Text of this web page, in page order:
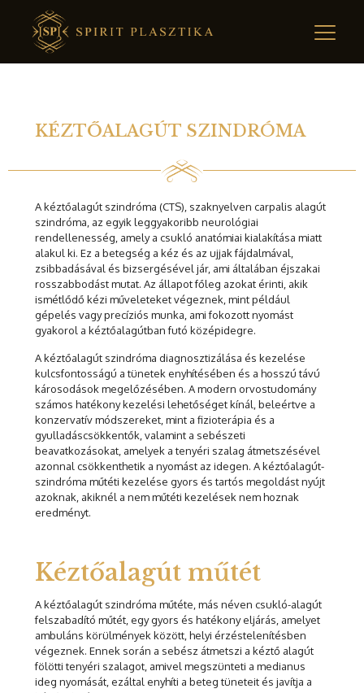
KÉZTŐALAGÚT SZINDRÓMA
A kéztőalagút szindróma (CTS), szaknyelven carpalis alagút
szindróma, az egyik leggyakoribb neurológiai
rendellenesség, amely a csukló anatómiai kialakítása miatt
alakul ki. Ez a betegség a kéz és az ujjak fájdalmával,
zsibbadásával és bizsergésével jár, ami általában éjszakai
rosszabbodást mutat. Az állapot főleg azokat érinti, akik
ismétlődő kézi műveleteket végeznek, mint például
gépelés vagy precíziós munka, ami fokozott nyomást
gyakorol a kéztőalagútban futó középidegre.
A kéztőalagút szindróma diagnosztizálása és kezelése
kulcsfontosságú a tünetek enyhítésében és a hosszú távú
károsodások megelőzésében. A modern orvostudomány
számos hatékony kezelési lehetőséget kínál, beleértve a
konzervatív módszereket, mint a fizioterápia és a
gyulladáscsökkentők, valamint a sebészeti
beavatkozásokat, amelyek a tenyéri szalag átmetszésével
azonnal csökkenthetik a nyomást az idegen. A kéztőalagút-
szindróma műtéti kezelése gyors és tartós megoldást nyújt
azoknak, akiknél a nem műtéti kezelések nem hoznak
eredményt.
Kéztőalagút műtét
A kéztőalagút szindróma műtéte, más néven csukló-alagút
felszabadító műtét, egy gyors és hatékony eljárás, amelyet
ambuláns körülmények között, helyi érzéstelenítésben
végeznek. Ennek során a sebész átmetszi a kéztő alagút
fölötti tenyéri szalagot, amivel megszünteti a medianus
ideg nyomását, ezáltal enyhíti a beteg tüneteit és javítja a